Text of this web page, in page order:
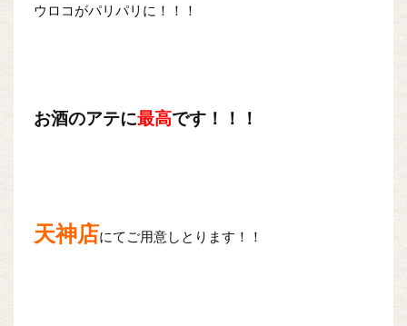
ウロコがパリパリに！！！
お酒のアテに最高です！！！
天神店にてご用意しとります！！